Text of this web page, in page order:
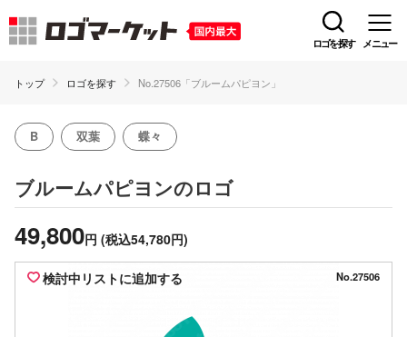
ロゴを探す メニュー
トップ ロゴを探す No.27506「ブルームパピヨン」
B 双葉 蝶々
ブルームパピヨンのロゴ
49,800円 (税込54,780円)
検討中リストに追加する No.27506